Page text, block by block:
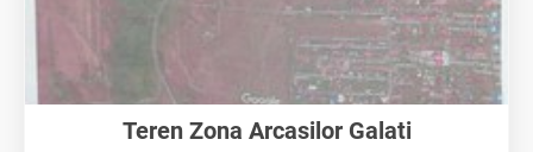
Teren Zona Arcasilor Galati